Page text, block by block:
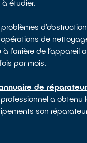
étudier.
de
de l’appareil
par mois.
de
a
son